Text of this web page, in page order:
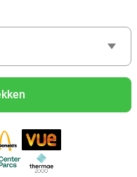
mit Rabatt, von
fantastischen Tag
aus und erlebe